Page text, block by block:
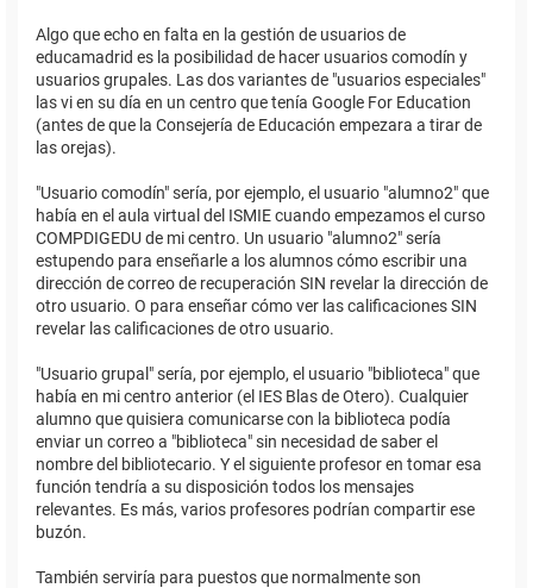
Algo que echo en falta en la gestión de usuarios de
educamadrid es la posibilidad de hacer usuarios comodín y
usuarios grupales. Las dos variantes de "usuarios especiales"
las vi en su día en un centro que tenía Google For Education
(antes de que la Consejería de Educación empezara a tirar de
las orejas).
"Usuario comodín" sería, por ejemplo, el usuario "alumno2" que
había en el aula virtual del ISMIE cuando empezamos el curso
COMPDIGEDU de mi centro. Un usuario "alumno2" sería
estupendo para enseñarle a los alumnos cómo escribir una
dirección de correo de recuperación SIN revelar la dirección de
otro usuario. O para enseñar cómo ver las calificaciones SIN
revelar las calificaciones de otro usuario.
"Usuario grupal" sería, por ejemplo, el usuario "biblioteca" que
había en mi centro anterior (el IES Blas de Otero). Cualquier
alumno que quisiera comunicarse con la biblioteca podía
enviar un correo a "biblioteca" sin necesidad de saber el
nombre del bibliotecario. Y el siguiente profesor en tomar esa
función tendría a su disposición todos los mensajes
relevantes. Es más, varios profesores podrían compartir ese
buzón.
También serviría para puestos que normalmente son